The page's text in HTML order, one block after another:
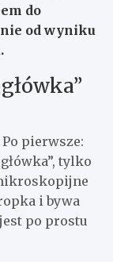
do
od wyniku
pierwsze:
tylko
i bywa
po prostu